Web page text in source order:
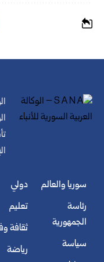
سوريا والعالم
رئاسة
الجمهورية
سياسة
دولي
تعليم
ثقافة
رياضة